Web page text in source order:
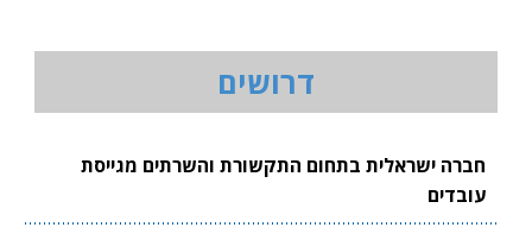
דרושים
חברה ישראלית בתחום התקשורת והשרתים מגייסת
עובדים